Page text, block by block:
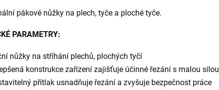
pákové nůžky na plech, tyče a ploché tyče.
PARAMETRY:
nůžky na stříhání plechů, plochých tyčí
konstrukce zařízení zajišťuje účinné řezání s malou silou
přítlak usnadňuje řezání a zvyšuje bezpečnost práce